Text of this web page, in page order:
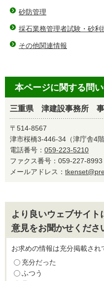
砂防管理
採石業務管理者試験・砂
その他関連情報
本ページに関する問
三重県 津建設事務所 事
〒514-8567
津市桜橋3-446-34（津庁舎4階
電話番号： 059-223-5210
ファクス番号：059-227-
メールアドレス：
より良いウェブサイ
意見をお聞かせくださ
お求めの情報は充分掲載され
充分だった
ふつう